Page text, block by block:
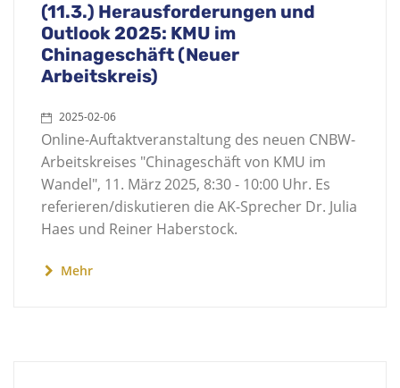
(11.3.) Herausforderungen und
Outlook 2025: KMU im
Chinageschäft (Neuer
Arbeitskreis)
2025-02-06
Online-Auftaktveranstaltung des neuen CNBW-
Arbeitskreises "Chinageschäft von KMU im
Wandel", 11. März 2025, 8:30 - 10:00 Uhr. Es
referieren/diskutieren die AK-Sprecher Dr. Julia
Haes und Reiner Haberstock.
Mehr